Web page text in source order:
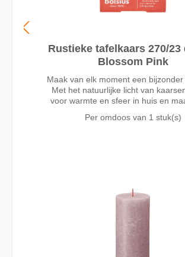
Rustieke tafelkaars 270/23
Blossom Pink
Maak van elk moment een
Met het natuurlijke licht van
voor warmte en sfeer in huis en
roze kleur Blossom Pink zijn 27cm
Per omdoos van 1 stuk(s)